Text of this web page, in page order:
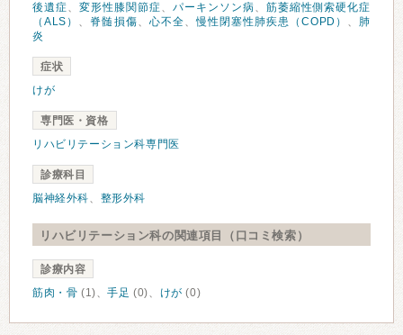
後遺症、 変形性膝関節症、 パーキンソン病、 筋萎縮性側索硬化症
（ALS） 、 脊髄損傷、 心不全、慢性閉塞性肺疾患（COPD） 、 肺
炎
症状
けが
専門医・資格
リハビリテーション科専門医
診療科目
脳神経外科、 整形外科
リハビリテーション科の関連項目（口コミ検索）
診療内容
筋肉・骨 (1)、手足 (0)、 けが (0)